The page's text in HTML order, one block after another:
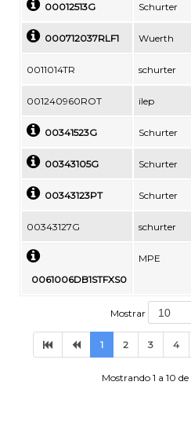
00012513G Schurter
000712037RLF1 Wuerth
0011014TR schurter
001240960ROT ilep
00341523G Schurter
00343105G Schurter
00343123PT Schurter
00343127G schurter
0061006DB1STFXS0
MPE
Mostrar
1 2 3 4
Mostrando 1 a 10